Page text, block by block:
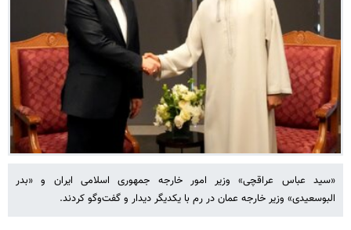
«سید عباس عراقچی» وزیر امور خارجه جمهوری اسلامی ایران و «بدر
البوسعیدی» وزیر خارجه عمان در رم با یکدیگر دیدار و گفت‌وگو کردند.